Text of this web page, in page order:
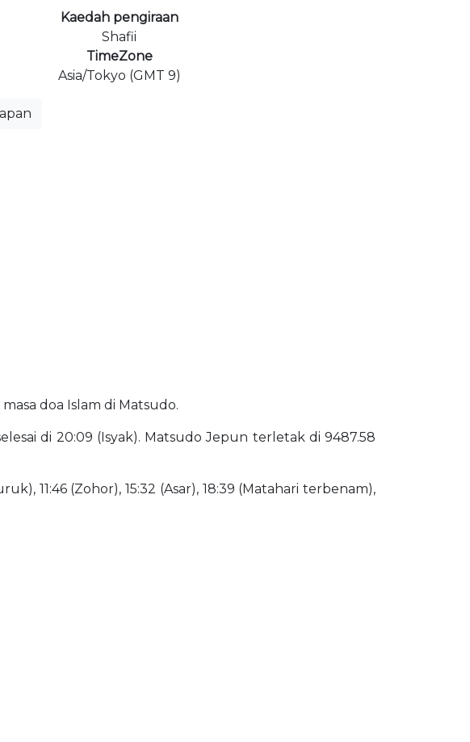
Kaedah pengiraan
Shafii
TimeZone
Asia/Tokyo (GMT 9)
doa Islam di Matsudo.
di 20:09 (Isyak). Matsudo Jepun terletak di 9487.58
11:46 (Zohor), 15:32 (Asar), 18:39 (Matahari terbenam),